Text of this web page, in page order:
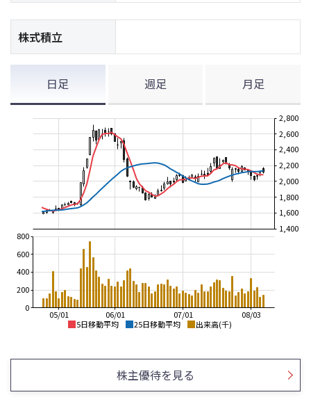
株式積立
日足 週足 月足
5日移動平均 25日移動平均 出来高(千)
08/03
07/01
06/01
05/01
1,400
1,600
1,800
2,000
2,200
2,400
2,600
2,800
0
200
400
600
800
2,000
2,500
2,000
2,500
株主優待を見る